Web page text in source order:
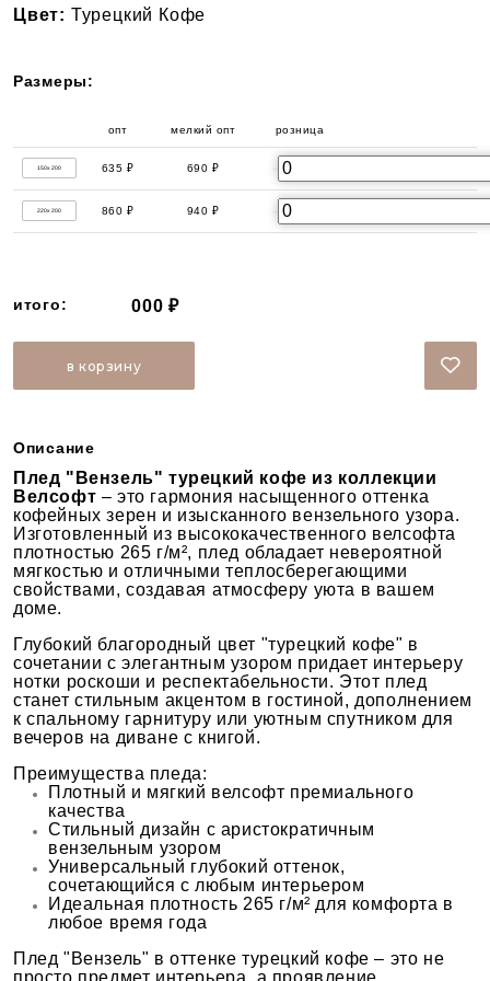
Цвет: Турецкий Кофе
Размеры:
опт мелкий опт розница
150x200 635 ₽ 690 ₽ 750 ₽
-
220x200 860 ₽ 940 ₽ 1 015 ₽
-
итого: 000 ₽
в корзину
Описание
Плед "Вензель" турецкий кофе из коллекции
Велсофт – это гармония насыщенного оттенка
кофейных зерен и изысканного вензельного узора.
Изготовленный из высококачественного велсофта
плотностью 265 г/м², плед обладает невероятной
мягкостью и отличными теплосберегающими
свойствами, создавая атмосферу уюта в вашем
доме.
Глубокий благородный цвет "турецкий кофе" в
сочетании с элегантным узором придает интерьеру
нотки роскоши и респектабельности. Этот плед
станет стильным акцентом в гостиной, дополнением
к спальному гарнитуру или уютным спутником для
вечеров на диване с книгой.
Преимущества пледа:
Плотный и мягкий велсофт премиального
качества
Стильный дизайн с аристократичным
вензельным узором
Универсальный глубокий оттенок,
сочетающийся с любым интерьером
Идеальная плотность 265 г/м² для комфорта в
любое время года
Плед "Вензель" в оттенке турецкий кофе – это не
просто предмет интерьера, а проявление